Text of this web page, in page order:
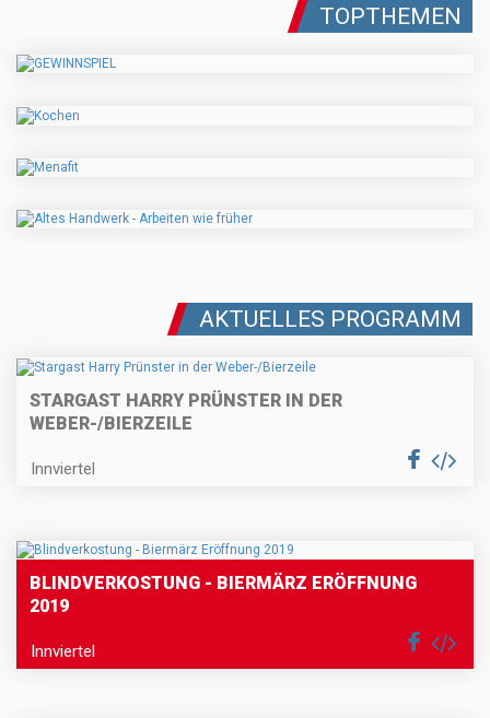
TOPTHEMEN
AKTUELLES PROGRAMM
STARGAST HARRY PRÜNSTER IN DER
WEBER-/BIERZEILE
Innviertel
BLINDVERKOSTUNG - BIERMÄRZ ERÖFFNUNG
2019
Innviertel